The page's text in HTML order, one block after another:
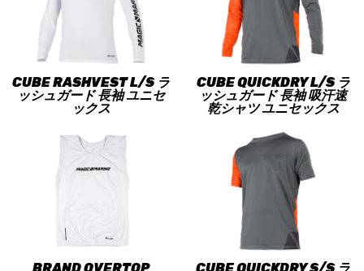
CUBE RASHVEST L/S ラ
ッシュガード 長袖 ユニセ
ックス
CUBE QUICKDRY L/S ラ
ッシュガード 長袖 吸汗速
乾シャツ ユニセックス